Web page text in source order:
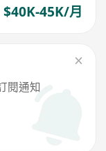
$40K-45K/月
閱通知